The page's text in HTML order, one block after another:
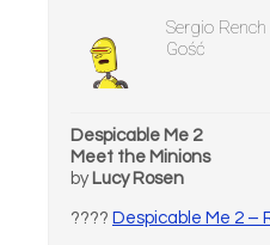
Sergio Rench
Gość
Despicable Me 2
Meet the Minions
by Lucy Rosen
???? Despicable Me 2 –